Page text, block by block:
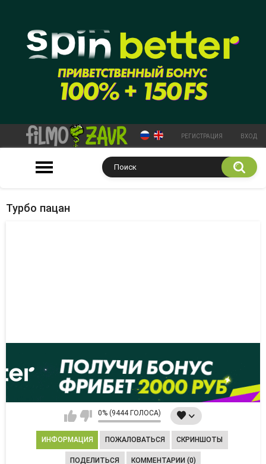
РЕГИСТРАЦИЯ ВХОД
Турбо пацан
0% (9444 ГОЛОСА)
ИНФОРМАЦИЯ ПОЖАЛОВАТЬСЯ СКРИНШОТЫ
ПОДЕЛИТЬСЯ КОММЕНТАРИИ (0)